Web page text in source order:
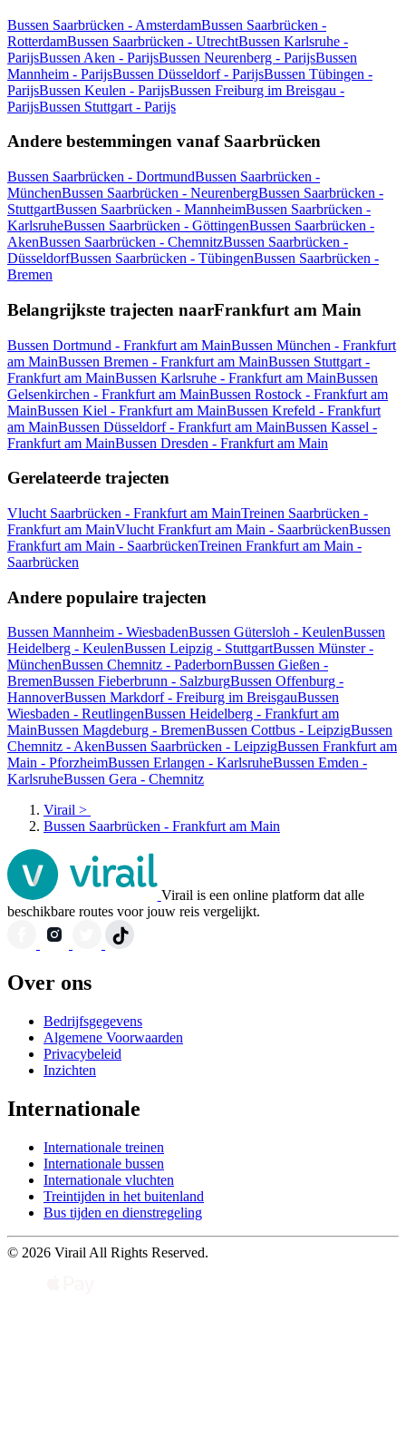
Bussen Saarbrücken - AmsterdamBussen Saarbrücken -
RotterdamBussen Saarbrücken - UtrechtBussen Karlsruhe -
ParijsBussen Aken - ParijsBussen Neurenberg - ParijsBussen
Mannheim - ParijsBussen Düsseldorf - ParijsBussen Tübingen -
ParijsBussen Keulen - ParijsBussen Freiburg im Breisgau -
ParijsBussen Stuttgart - Parijs
Andere bestemmingen vanaf Saarbrücken
Bussen Saarbrücken - DortmundBussen Saarbrücken -
MünchenBussen Saarbrücken - NeurenbergBussen Saarbrücken -
StuttgartBussen Saarbrücken - MannheimBussen Saarbrücken -
KarlsruheBussen Saarbrücken - GöttingenBussen Saarbrücken -
AkenBussen Saarbrücken - ChemnitzBussen Saarbrücken -
DüsseldorfBussen Saarbrücken - TübingenBussen Saarbrücken -
Bremen
Belangrijkste trajecten naarFrankfurt am Main
Bussen Dortmund - Frankfurt am MainBussen München - Frankfurt
am MainBussen Bremen - Frankfurt am MainBussen Stuttgart -
Frankfurt am MainBussen Karlsruhe - Frankfurt am MainBussen
Gelsenkirchen - Frankfurt am MainBussen Rostock - Frankfurt am
MainBussen Kiel - Frankfurt am MainBussen Krefeld - Frankfurt
am MainBussen Düsseldorf - Frankfurt am MainBussen Kassel -
Frankfurt am MainBussen Dresden - Frankfurt am Main
Gerelateerde trajecten
Vlucht Saarbrücken - Frankfurt am MainTreinen Saarbrücken -
Frankfurt am MainVlucht Frankfurt am Main - SaarbrückenBussen
Frankfurt am Main - SaarbrückenTreinen Frankfurt am Main -
Saarbrücken
Andere populaire trajecten
Bussen Mannheim - WiesbadenBussen Gütersloh - KeulenBussen
Heidelberg - KeulenBussen Leipzig - StuttgartBussen Münster -
MünchenBussen Chemnitz - PaderbornBussen Gießen -
BremenBussen Fieberbrunn - SalzburgBussen Offenburg -
HannoverBussen Markdorf - Freiburg im BreisgauBussen
Wiesbaden - ReutlingenBussen Heidelberg - Frankfurt am
MainBussen Magdeburg - BremenBussen Cottbus - LeipzigBussen
Chemnitz - AkenBussen Saarbrücken - LeipzigBussen Frankfurt am
Main - PforzheimBussen Erlangen - KarlsruheBussen Emden -
KarlsruheBussen Gera - Chemnitz
Virail >
Bussen Saarbrücken - Frankfurt am Main
Virail is een online platform dat alle
beschikbare routes voor jouw reis vergelijkt.
Over ons
Bedrijfsgegevens
Algemene Voorwaarden
Privacybeleid
Inzichten
Internationale
Internationale treinen
Internationale bussen
Internationale vluchten
Treintijden in het buitenland
Bus tijden en dienstregeling
© 2026 Virail All Rights Reserved.